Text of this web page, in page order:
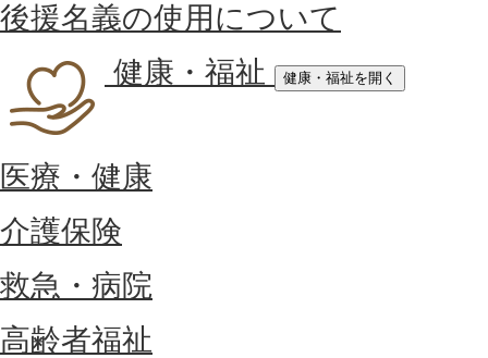
後援名義の使用について
健康・福祉
健康・福祉を開く
医療・健康
介護保険
救急・病院
高齢者福祉